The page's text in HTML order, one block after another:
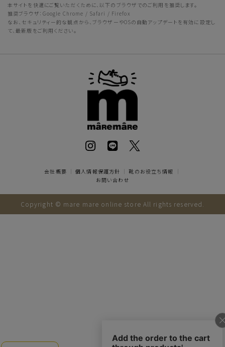
本サイトを快適にご覧いただくために、以下のブラウザでのご利用を推奨します。
推奨ブラウザ：Google Chrome / Safari / Firefox
なお、セキュリティー的な観点から、ブラウザーやOSの自動アップデートを有効に設定し
て、最新版をご利用ください。
会社概要 ｜個人情報保護方針 ｜靴のお役立ち情報
｜
お問い合わせ
Copyright © mare mare online store All rights reserved.